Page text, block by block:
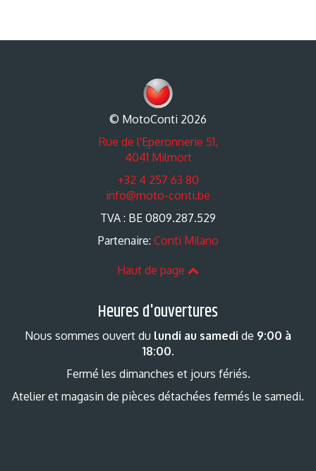
© MotoConti 2026
Rue de l'Eperonnerie 51,
4041 Milmort
+32 4 257 63 80
info@moto-conti.be
TVA : BE 0809.287.529
Partenaire: Conti Milano
Haut de page
Heures d'ouvertures
Nous sommes ouvert du lundi au samedi de 9:00 à
18:00.
Fermé les dimanches et jours fériés.
Atelier et magasin de pièces détachées fermés le samedi.